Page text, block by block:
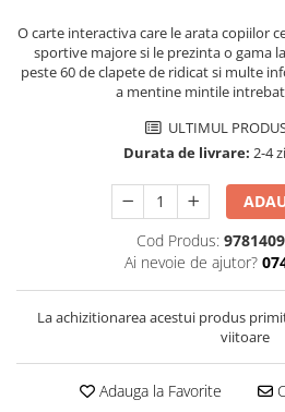
O carte interactiva care le arata copiilor
sportive majore si le prezinta o gama
peste 60 de clapete de ridicat si multe
a mentine mintile
ULTIMUL
Durata de livrare: 2-4
Cod Produs:
Ai nevoie de ajutor?
La achizitionarea acestui produs
viitoare
Adauga la Favorite